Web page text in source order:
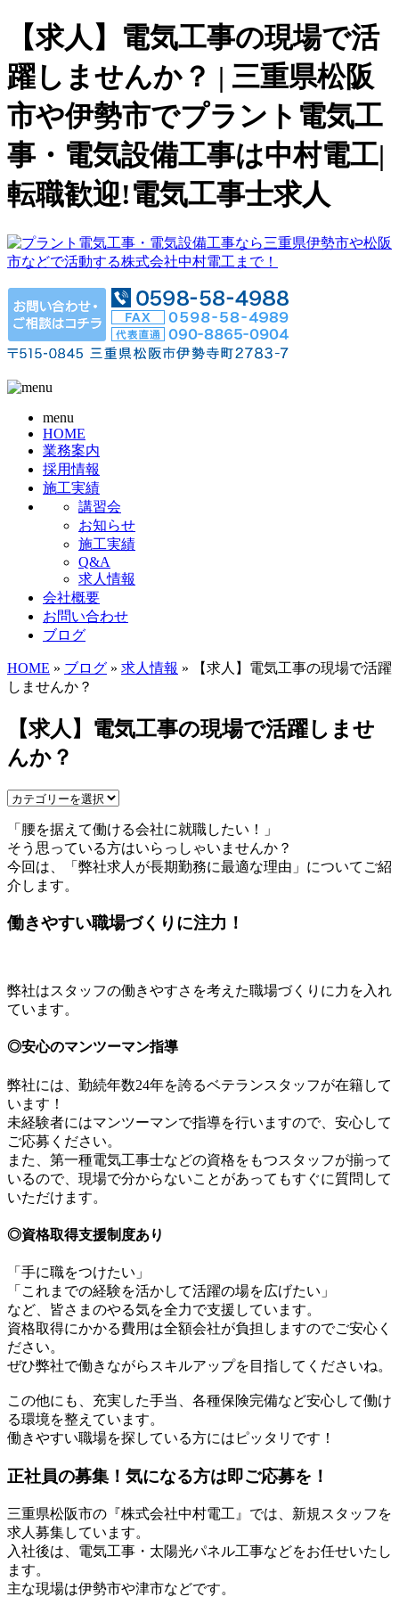
【求人】電気工事の現場で活
躍しませんか？ | 三重県松阪
市や伊勢市でプラント電気工
事・電気設備工事は中村電工|
転職歓迎!電気工事士求人
menu
HOME
業務案内
採用情報
施工実績
講習会
お知らせ
施工実績
Q&A
求人情報
会社概要
お問い合わせ
ブログ
HOME » ブログ » 求人情報 » 【求人】電気工事の現場で活躍
しませんか？
【求人】電気工事の現場で活躍しませ
んか？
「腰を据えて働ける会社に就職したい！」
そう思っている方はいらっしゃいませんか？
今回は、「弊社求人が長期勤務に最適な理由」についてご紹
介します。
働きやすい職場づくりに注力！
弊社はスタッフの働きやすさを考えた職場づくりに力を入れ
ています。
◎安心のマンツーマン指導
弊社には、勤続年数24年を誇るベテランスタッフが在籍して
います！
未経験者にはマンツーマンで指導を行いますので、安心して
ご応募ください。
また、第一種電気工事士などの資格をもつスタッフが揃って
いるので、現場で分からないことがあってもすぐに質問して
いただけます。
◎資格取得支援制度あり
「手に職をつけたい」
「これまでの経験を活かして活躍の場を広げたい」
など、皆さまのやる気を全力で支援しています。
資格取得にかかる費用は全額会社が負担しますのでご安心く
ださい。
ぜひ弊社で働きながらスキルアップを目指してくださいね。
この他にも、充実した手当、各種保険完備など安心して働け
る環境を整えています。
働きやすい職場を探している方にはピッタリです！
正社員の募集！気になる方は即ご応募を！
三重県松阪市の『株式会社中村電工』では、新規スタッフを
求人募集しています。
入社後は、電気工事・太陽光パネル工事などをお任せいたし
ます。
主な現場は伊勢市や津市などです。